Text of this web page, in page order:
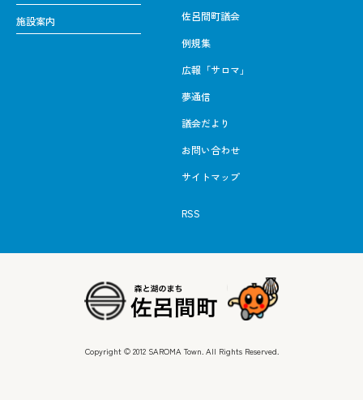
施設案内
佐呂間町議会
例規集
広報「サロマ」
夢通信
議会だより
お問い合わせ
サイトマップ
RSS
Copyright © 2012 SAROMA Town. All Rights Reserved.